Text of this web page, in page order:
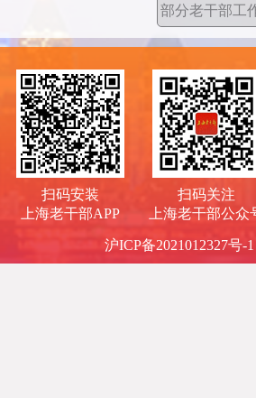
扫码安装
上海老干部APP
扫码关注
上海老干部公众
沪ICP备2021012327号-1